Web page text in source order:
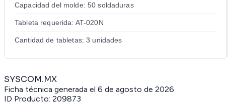
Capacidad del molde: 50 soldaduras
Tableta requerida: AT-020N
Cantidad de tabletas: 3 unidades
SYSCOM.MX
Ficha técnica generada el 6 de agosto de 2026
ID Producto: 209873